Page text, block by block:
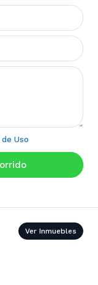
Uso
Ver Inmuebles